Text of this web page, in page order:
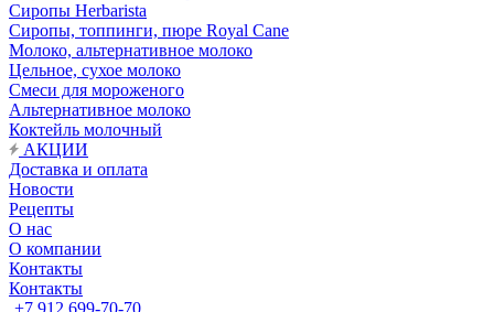
Сиропы Herbarista
Сиропы, топпинги, пюре Royal Cane
Молоко, альтернативное молоко
Цельное, сухое молоко
Смеси для мороженого
Альтернативное молоко
Коктейль молочный
АКЦИИ
Доставка и оплата
Новости
Рецепты
О нас
О компании
Контакты
Контакты
+7 912 699-70-70